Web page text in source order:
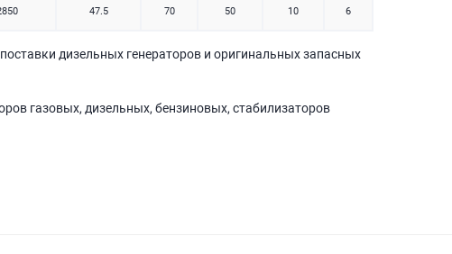
47.5 70 50 10 6
дизельных генераторов и оригинальных запасных
газовых, дизельных, бензиновых, стабилизаторов